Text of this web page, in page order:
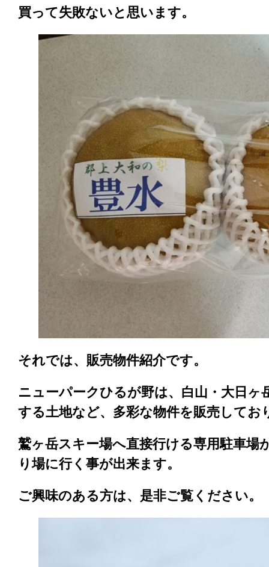
買って失敗ないと思います。
それでは、販売物件紹介です。
ニューパークひるが野は、白山・大日ヶ
する土地など、多彩な物件を販売してお
鷲ヶ岳スキー場へ直接行ける専用駐車場
り場に行く事が出来ます。
ご興味のある方は、是非ご覧ください。